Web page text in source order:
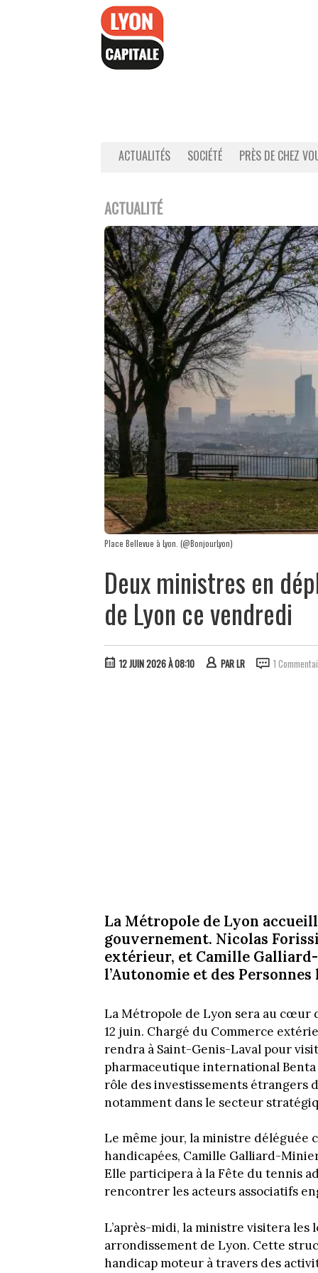
ACTUALITÉS SOCIÉTÉ PRÈS DE CHEZ
ACTUALITÉ
Place Bellevue à Lyon. (@BonjourLyon)
Deux ministres en
de Lyon ce vendredi
12 JUIN 2026 À 08:10 PARLR 1
La Métropole de Lyon
gouvernement. Nicolas
extérieur, et Camille
l’Autonomie et des Personnes
La Métropole de Lyon sera au cœur
12 juin. Chargé du Commerce
rendra à Saint-Genis-Laval pour
pharmaceutique international
rôle des investissements étrangers
notamment dans le secteur
Le même jour, la ministre déléguée
handicapées, Camille Galliard-
Elle participera à la Fête du tennis
rencontrer les acteurs associatifs
L’après-midi, la ministre visitera les
arrondissement de Lyon. Cette
handicap moteur à travers des